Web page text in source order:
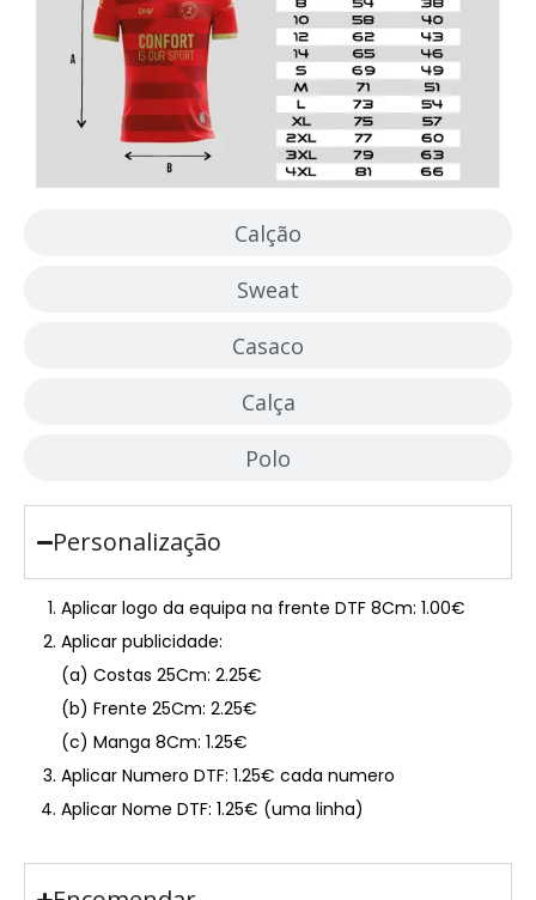
Calção
Sweat
Casaco
Calça
Polo
Personalização
Aplicar logo da equipa na frente DTF 8Cm: 1.00€
Aplicar publicidade:
(a) Costas 25Cm: 2.25€
(b) Frente 25Cm: 2.25€
(c) Manga 8Cm: 1.25€
Aplicar Numero DTF: 1.25€ cada numero
Aplicar Nome DTF: 1.25€ (uma linha)